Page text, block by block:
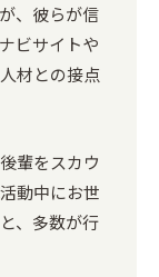
、彼らが信
ビサイトや
材との接点
輩をスカウ
動中にお世
、多数が行